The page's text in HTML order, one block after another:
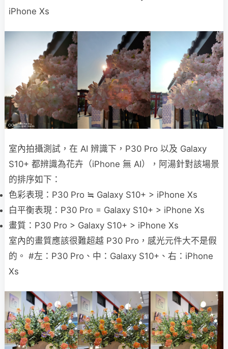
iPhone Xs
室內拍攝測試，在 AI 辨識下，P30 Pro 以及 Galaxy
S10+ 都辨識為花卉（iPhone 無 AI），阿湯針對該場景
的排序如下：
色彩表現：P30 Pro ≒ Galaxy S10+ > iPhone Xs
白平衡表現：P30 Pro = Galaxy S10+ > iPhone Xs
畫質：P30 Pro > Galaxy S10+ > iPhone Xs
室內的畫質應該很難超越 P30 Pro，感光元件大不是假
的。 #左：P30 Pro、中：Galaxy S10+、右：iPhone
Xs